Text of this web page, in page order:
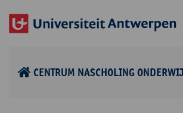
CENTRUM NASCHOLING